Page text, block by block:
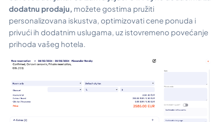
dodatnu prodaju, možete gostima pružiti
personalizovana iskustva, optimizovati cene ponuda i
privući ih dodatnim uslugama, uz istovremeno povećanje
prihoda vašeg hotela.